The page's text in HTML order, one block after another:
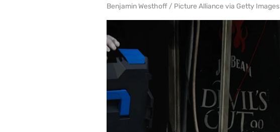
Benjamin Westhoff / Picture Alliance via Getty Images